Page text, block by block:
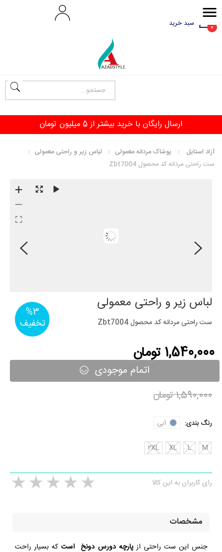
0 سبد خرید
ارسال رایگان با خرید بیشتر از 5 میلیون تومان
آزاد استایل پوشاک مردانه معمولی
لباس زیر و راحتی معمولی
ست راحتی مردانه کد محصول Zbt7004
لباس زیر و راحتی معمولی
ست راحتی مردانه کد محصول Zbt7004
1,540,000 تومان
اتمام موجودی
1,590,000 تومان
%3
تخفیف
رنگ بندی: آبی
M
L
XL
2XL
رای کاربران به این کالا
مشخصات
جنس این ست راحتی ازپارچه دورس دونخ استکه بسیار راحت